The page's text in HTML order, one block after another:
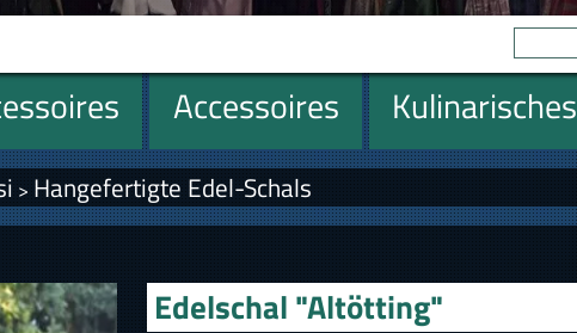
Accessoires Kulinarisches
> Hangefertigte Edel-Schals
Edelschal "Altötting"